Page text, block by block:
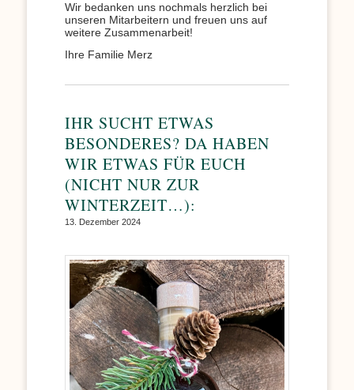
Wir bedanken uns nochmals herzlich bei
unseren Mitarbeitern und freuen uns auf
weitere Zusammenarbeit!
Ihre Familie Merz
IHR SUCHT ETWAS
BESONDERES? DA HABEN
WIR ETWAS FÜR EUCH
(NICHT NUR ZUR
WINTERZEIT…):
13. Dezember 2024